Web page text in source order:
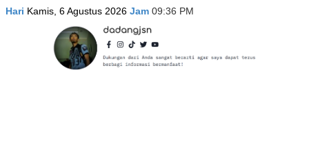
Hari Kamis, 6 Agustus 2026 Jam 09:36 PM